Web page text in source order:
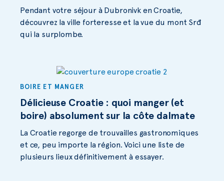
Pendant votre séjour à Dubronivk en Croatie,
découvrez la ville forteresse et la vue du mont Srđ
qui la surplombe.
BOIRE ET MANGER
Délicieuse Croatie : quoi manger (et
boire) absolument sur la côte dalmate
La Croatie regorge de trouvailles gastronomiques
et ce, peu importe la région. Voici une liste de
plusieurs lieux définitivement à essayer.